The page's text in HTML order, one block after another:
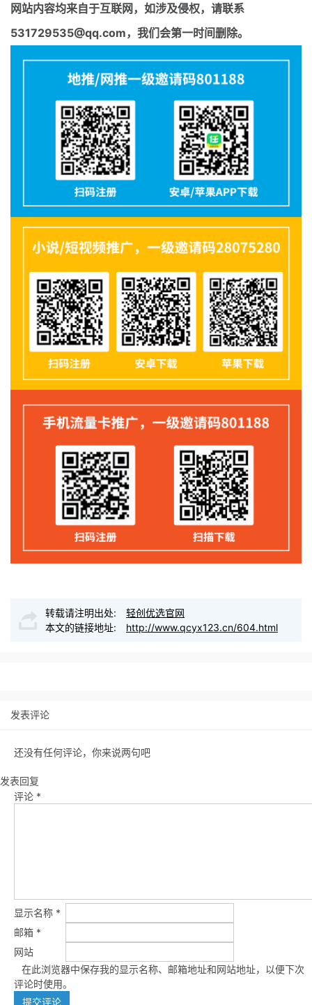
网站内容均来自于互联网，如涉及侵权，请联系
531729535@qq.com，我们会第一时间删除。
转载请注明出处:
轻创优选官网
本文的链接地址:
http://www.qcyx123.cn/604.html
发表评论
还没有任何评论，你来说两句吧
发表回复
评论 *
显示名称 *
邮箱 *
网站
在此浏览器中保存我的显示名称、邮箱地址和网站地址，以便下次
评论时使用。